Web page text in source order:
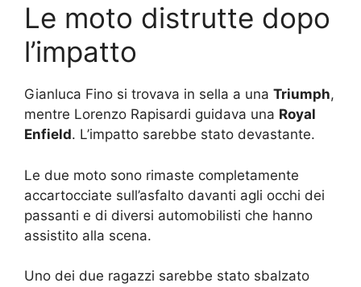
Le moto distrutte dopo
l’impatto
Gianluca Fino si trovava in sella a una Triumph,
mentre Lorenzo Rapisardi guidava una Royal
Enfield. L’impatto sarebbe stato devastante.
Le due moto sono rimaste completamente
accartocciate sull’asfalto davanti agli occhi dei
passanti e di diversi automobilisti che hanno
assistito alla scena.
Uno dei due ragazzi sarebbe stato sbalzato